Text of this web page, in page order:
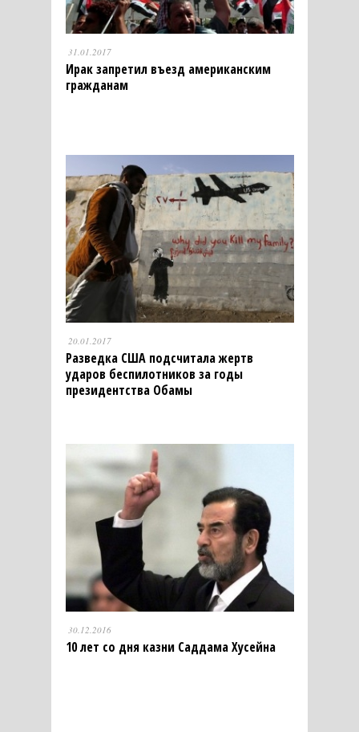
31.01.2017
Ирак запретил въезд американским
гражданам
20.01.2017
Разведка США подсчитала жертв
ударов беспилотников за годы
президентства Обамы
30.12.2016
10 лет со дня казни Саддама Хусейна